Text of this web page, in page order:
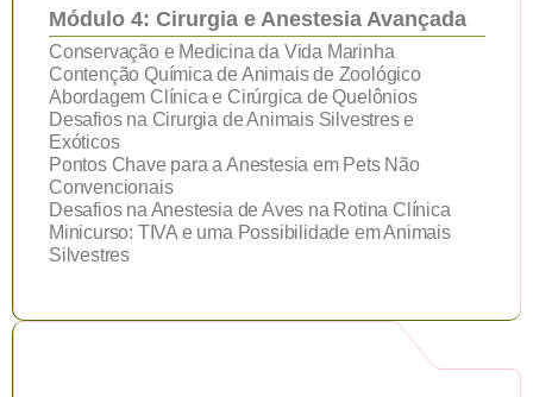
Módulo 4: Cirurgia e Anestesia Avançada
Conservação e Medicina da Vida Marinha
Contenção Química de Animais de Zoológico
Abordagem Clínica e Cirúrgica de Quelônios
Desafios na Cirurgia de Animais Silvestres e
Exóticos
Pontos Chave para a Anestesia em Pets Não
Convencionais
Desafios na Anestesia de Aves na Rotina Clínica
Minicurso: TIVA e uma Possibilidade em Animais
Silvestres